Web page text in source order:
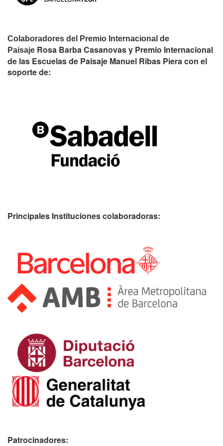
Colaboradores del Premio Internacional de
Paisaje Rosa Barba Casanovas y Premio Internacional
de las Escuelas de Paisaje Manuel Ribas Piera con el
soporte de:
Principales Instituciones colaboradoras:
Patrocinadores: